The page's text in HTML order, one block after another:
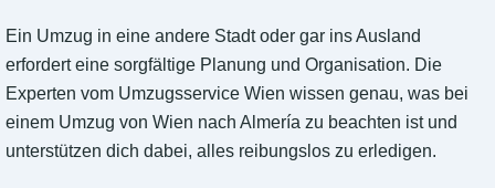
Ein Umzug in eine andere Stadt oder gar ins Ausland
erfordert eine sorgfältige Planung und Organisation. Die
Experten vom Umzugsservice Wien wissen genau, was bei
einem Umzug von Wien nach Almería zu beachten ist und
unterstützen dich dabei, alles reibungslos zu erledigen.